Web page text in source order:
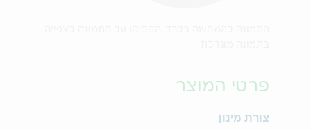
פרטי המוצר
צורת מינון